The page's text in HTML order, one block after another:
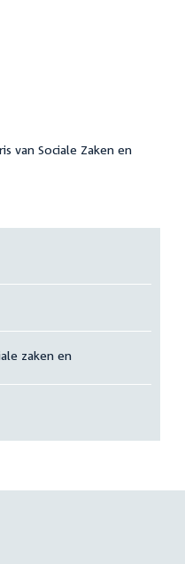
van Sociale Zaken en
zaken en